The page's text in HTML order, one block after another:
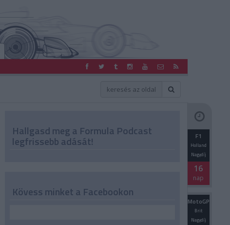
Hallgasd meg a Formula Podcast
legfrissebb adását! F1
Holland
Nagydíj
16
nap
MotoGP
Brit
Nagydíj
Kövess minket a Facebookon